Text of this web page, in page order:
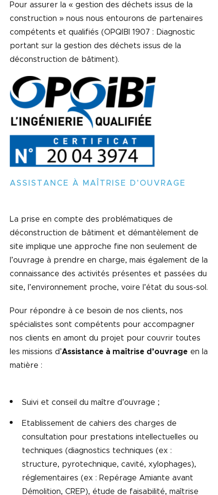
Pour assurer la « gestion des déchets issus de la
construction » nous nous entourons de partenaires
compétents et qualifiés (OPQIBI 1907 : Diagnostic
portant sur la gestion des déchets issus de la
déconstruction de bâtiment).
ASSISTANCE À MAÎTRISE D’OUVRAGE
La prise en compte des problématiques de
déconstruction de bâtiment et démantèlement de
site implique une approche fine non seulement de
l’ouvrage à prendre en charge, mais également de la
connaissance des activités présentes et passées du
site, l’environnement proche, voire l’état du sous-sol.
Pour répondre à ce besoin de nos clients, nos
spécialistes sont compétents pour accompagner
nos clients en amont du projet pour couvrir toutes
les missions d’Assistance à maîtrise d’ouvrage en la
matière :
Suivi et conseil du maître d’ouvrage ;
Etablissement de cahiers des charges de
consultation pour prestations intellectuelles ou
techniques (diagnostics techniques (ex :
structure, pyrotechnique, cavité, xylophages),
réglementaires (ex : Repérage Amiante avant
Démolition, CREP), étude de faisabilité, maîtrise